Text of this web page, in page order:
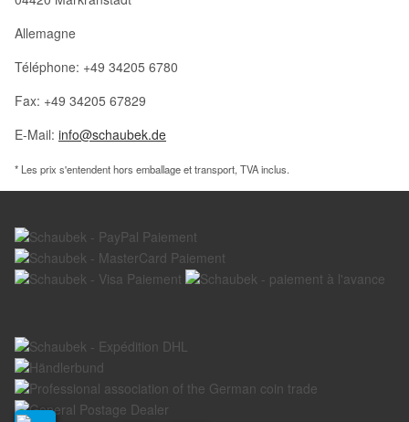
Allemagne
Téléphone: +49 34205 6780
Fax: +49 34205 67829
E-Mail: info@schaubek.de
* Les prix s'entendent hors emballage et transport, TVA inclus.